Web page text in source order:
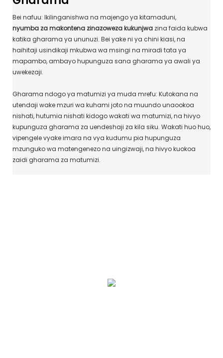
Bei nafuu: Ikilinganishwa na majengo ya kitamaduni,
nyumba za makontena zinazoweza kukunjwa zina faida kubwa
katika gharama ya ununuzi. Bei yake ni ya chini kiasi, na
haihitaji usindikaji mkubwa wa msingi na miradi tata ya
mapambo, ambayo hupunguza sana gharama ya awali ya
uwekezaji.
Gharama ndogo ya matumizi ya muda mrefu: Kutokana na
utendaji wake mzuri wa kuhami joto na muundo unaookoa
nishati, hutumia nishati kidogo wakati wa matumizi, na hivyo
kupunguza gharama za uendeshaji za kila siku. Wakati huo huo,
vipengele vyake imara na vya kudumu pia hupunguza
mzunguko wa matengenezo na uingizwaji, na hivyo kuokoa
zaidi gharama za matumizi.